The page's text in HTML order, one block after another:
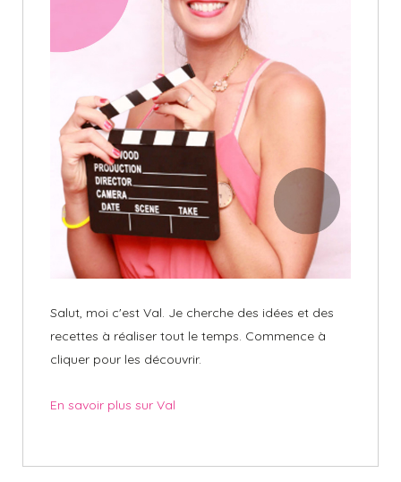
Salut, moi c'est Val. Je cherche des idées et des
recettes à réaliser tout le temps. Commence à
cliquer pour les découvrir.
En savoir plus sur Val